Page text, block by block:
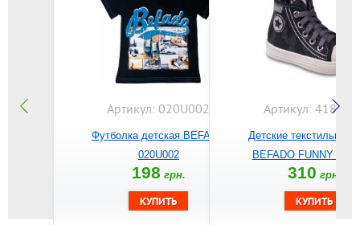
Артикул: 020U002
Футболка детская BEFADO
020U002
198 грн.
Артикул:
Детские текстильные
BEFADO FUNNY
310 грн.